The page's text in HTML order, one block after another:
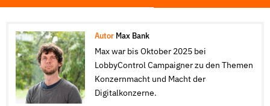
Autor Max Bank
Max war bis Oktober 2025 bei
LobbyControl Campaigner zu den Themen
Konzernmacht und Macht der
Digitalkonzerne.